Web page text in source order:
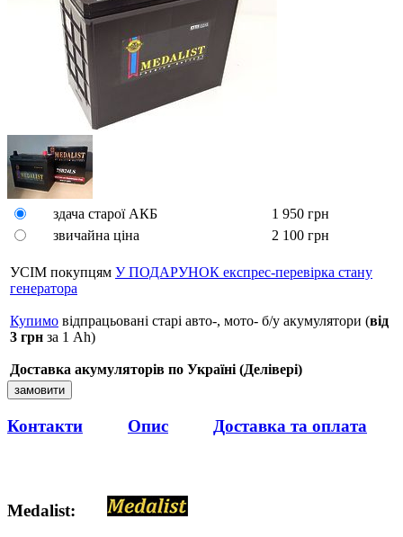
здача старої АКБ 1 950 грн
звичайна ціна
2 100 грн
УСІМ покупцям У ПОДАРУНОК експрес-перевірка стану
генератора
Купимо відпрацьовані старі авто-, мото- б/у акумулятори (від
3 грн за 1 Аh)
Доставка акумуляторів по Україні (Делівері)
Контакти Опис Доставка та оплата
Medalist: